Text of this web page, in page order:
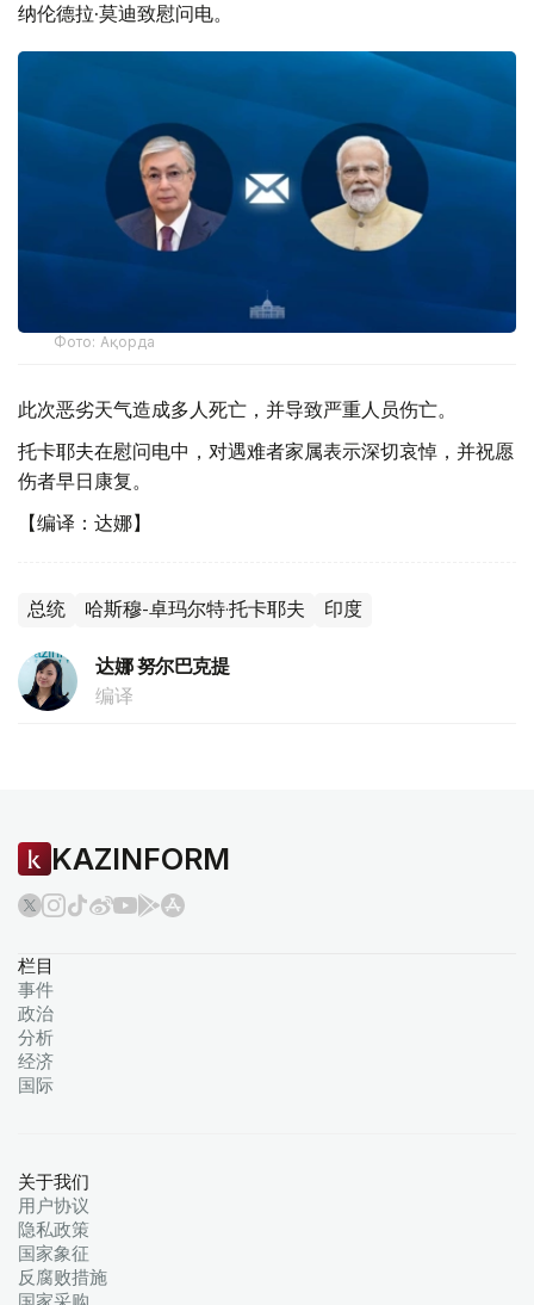
纳伦德拉·莫迪致慰问电。
Фото: Ақорда
此次恶劣天气造成多人死亡，并导致严重人员伤亡。
托卡耶夫在慰问电中，对遇难者家属表示深切哀悼，并祝愿
伤者早日康复。
【编译：达娜】
总统 哈斯穆-卓玛尔特·托卡耶夫 印度
达娜 努尔巴克提
编译
KAZINFORM
栏目
事件
政治
分析
经济
国际
关于我们
用户协议
隐私政策
国家象征
反腐败措施
国家采购